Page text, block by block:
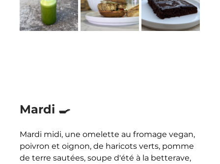
Mardi 🍳
Mardi midi, une omelette au fromage vegan,
poivron et oignon, de haricots verts, pomme
de terre sautées, soupe d'été à la betterave,